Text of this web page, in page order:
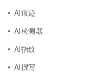
AI痕迹
AI检测器
AI指纹
AI撰写